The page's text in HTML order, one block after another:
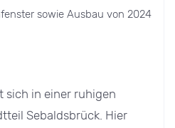
sowie Ausbau von 2024
sich in einer ruhigen
Sebaldsbrück. Hier